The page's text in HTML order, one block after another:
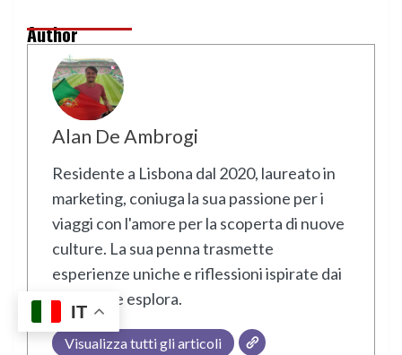
Author
Alan De Ambrogi
Residente a Lisbona dal 2020, laureato in
marketing, coniuga la sua passione per i
viaggi con l'amore per la scoperta di nuove
culture. La sua penna trasmette
esperienze uniche e riflessioni ispirate dai
luoghi che esplora.
Visualizza tutti gli articoli
IT